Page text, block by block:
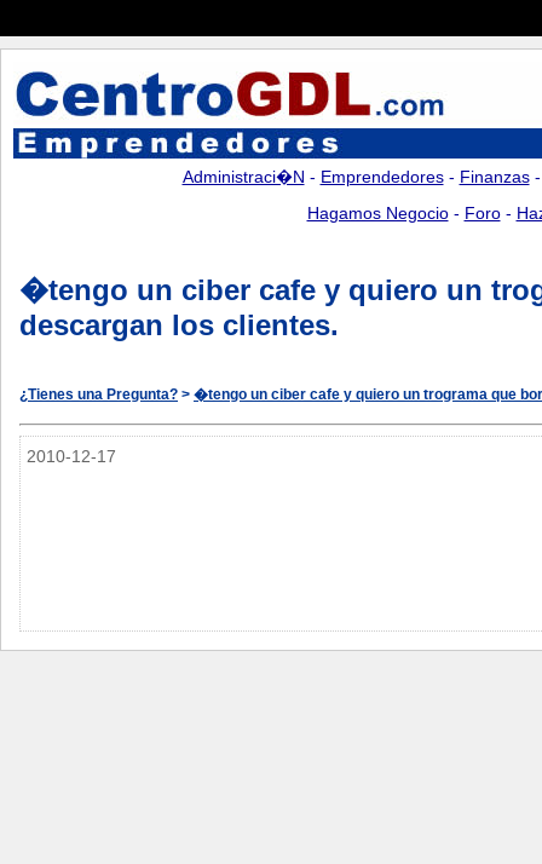
Administraci�n - Emprendedores- Finanzas
Hagamos Negocio- Foro-
�tengo un ciber cafe y quiero un
descargan los clientes.
¿Tienes una Pregunta? > �tengo un ciber cafe y quiero un trograma que
2010-12-17